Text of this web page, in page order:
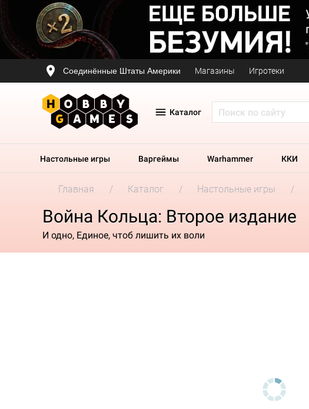
Соединённые Штаты Америки Магазины Игротеки
Каталог
Настольные игры Варгеймы Warhammer ККИ
Главная Каталог Настольные игры
Война Кольца: Второе издание
И одно, Единое, чтоб лишить их воли